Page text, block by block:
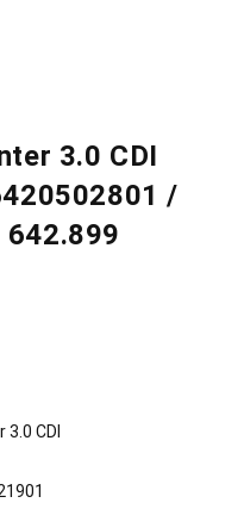
3.0 CDI
/
CDI